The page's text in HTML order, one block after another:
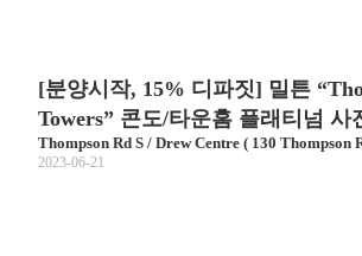
[분양시작, 15% 디파짓] 밀튼
Towers” 콘도/타운홈 플래티넘 사
Thompson Rd S / Drew Centre ( 130 Thompson
2023-06-21